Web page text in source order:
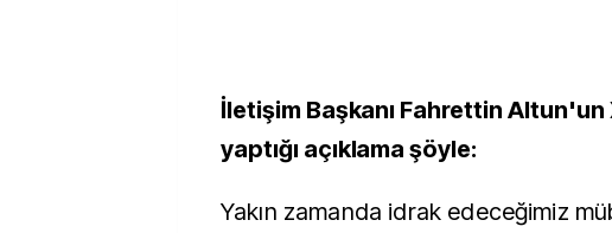
İletişim Başkanı Fahrettin
yaptığı açıklama şöyle:
Yakın zamanda idrak edeceğimiz